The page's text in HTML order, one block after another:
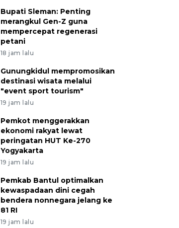
Bupati Sleman: Penting
merangkul Gen-Z guna
mempercepat regenerasi
petani
18 jam lalu
Gunungkidul mempromosikan
destinasi wisata melalui
"event sport tourism"
19 jam lalu
Pemkot menggerakkan
ekonomi rakyat lewat
peringatan HUT Ke-270
Yogyakarta
19 jam lalu
Pemkab Bantul optimalkan
kewaspadaan dini cegah
bendera nonnegara jelang ke
81 RI
19 jam lalu